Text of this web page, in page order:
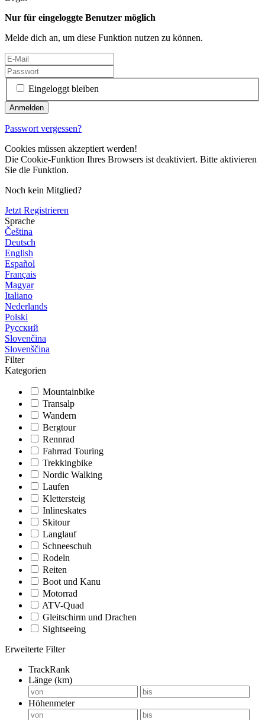
Nur für eingeloggte Benutzer möglich
Melde dich an, um diese Funktion nutzen zu können.
Eingeloggt bleiben
Passwort vergessen?
Cookies müssen akzeptiert werden!
Die Cookie-Funktion Ihres Browsers ist deaktiviert. Bitte aktivieren
Sie die Funktion.
Noch kein Mitglied?
Jetzt Registrieren
Sprache
Čeština
Deutsch
English
Español
Français
Magyar
Italiano
Nederlands
Polski
Русский
Slovenčina
Slovenščina
Filter
Kategorien
Mountainbike
Transalp
Wandern
Bergtour
Rennrad
Fahrrad Touring
Trekkingbike
Nordic Walking
Laufen
Klettersteig
Inlineskates
Skitour
Langlauf
Schneeschuh
Rodeln
Reiten
Boot und Kanu
Motorrad
ATV-Quad
Gleitschirm und Drachen
Sightseeing
Erweiterte Filter
TrackRank
Länge (km)
Höhenmeter